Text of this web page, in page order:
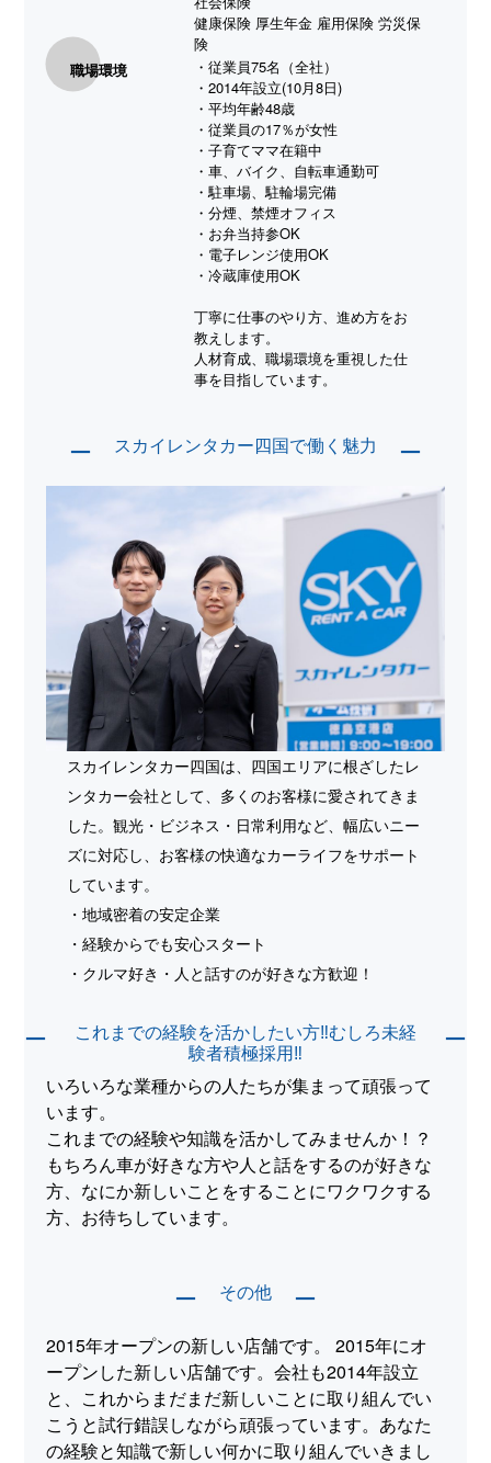
健康保険 厚生年金 雇用保険 労災保
険
職場環境
・従業員75名（全社）
・2014年設立(10月8日)
・平均年齢48歳
・従業員の17％が女性
・子育てママ在籍中
・車、バイク、自転車通勤可
・駐車場、駐輪場完備
・分煙、禁煙オフィス
・お弁当持参OK
・電子レンジ使用OK
・冷蔵庫使用OK
丁寧に仕事のやり方、進め方をお
教えします。
人材育成、職場環境を重視した仕
事を目指しています。
ー スカイレンタカー四国で働く魅力 ー
スカイレンタカー四国は、四国エリアに根ざしたレ
ンタカー会社として、多くのお客様に愛されてきま
した。観光・ビジネス・日常利用など、幅広いニー
ズに対応し、お客様の快適なカーライフをサポート
しています。
・地域密着の安定企業
・経験からでも安心スタート
・クルマ好き・人と話すのが好きな方歓迎！
ー
これまでの経験を活かしたい方‼むしろ未経
験者積極採用‼
ー
いろいろな業種からの人たちが集まって頑張って
います。
これまでの経験や知識を活かしてみませんか！？
もちろん車が好きな方や人と話をするのが好きな
方、なにか新しいことをすることにワクワクする
方、お待ちしています。
ー その他 ー
2015年オープンの新しい店舗です。 2015年にオ
ープンした新しい店舗です。会社も2014年設立
と、これからまだまだ新しいことに取り組んでい
こうと試行錯誤しながら頑張っています。あなた
の経験と知識で新しい何かに取り組んでいきまし